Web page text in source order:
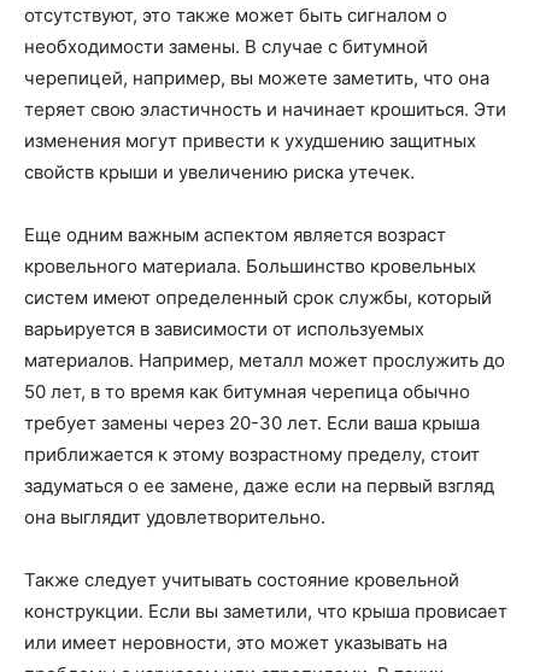
отсутствуют, это также может быть сигналом о
необходимости замены. В случае с битумной
черепицей, например, вы можете заметить, что она
теряет свою эластичность и начинает крошиться. Эти
изменения могут привести к ухудшению защитных
свойств крыши и увеличению риска утечек.
Еще одним важным аспектом является возраст
кровельного материала. Большинство кровельных
систем имеют определенный срок службы, который
варьируется в зависимости от используемых
материалов. Например, металл может прослужить до
50 лет, в то время как битумная черепица обычно
требует замены через 20-30 лет. Если ваша крыша
приближается к этому возрастному пределу, стоит
задуматься о ее замене, даже если на первый взгляд
она выглядит удовлетворительно.
Также следует учитывать состояние кровельной
конструкции. Если вы заметили, что крыша провисает
или имеет неровности, это может указывать на